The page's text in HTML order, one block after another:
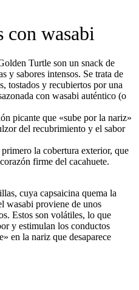
con wasabi
Turtle son un snack de
y sabores intensos. Se trata de
tostados y recubiertos por una
con wasabi auténtico (o
picante que «sube por la nariz»
del recubrimiento y el sabor
la cobertura exterior, que
firme del cacahuete.
cuya capsaicina quema la
wasabi proviene de unos
Estos son volátiles, lo que
y estimulan los conductos
en la nariz que desaparece